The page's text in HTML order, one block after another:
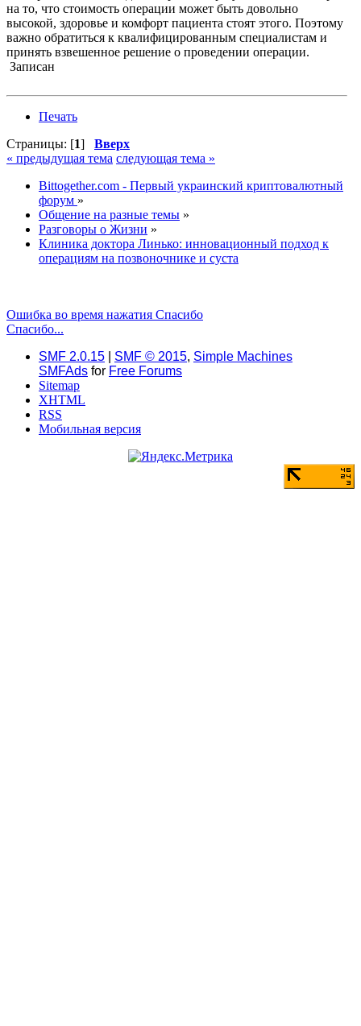
на то, что стоимость операции может быть довольно
высокой, здоровье и комфорт пациента стоят этого. Поэтому
важно обратиться к квалифицированным специалистам и
принять взвешенное решение о проведении операции.
Записан
Печать
Страницы: [1] Вверх
« предыдущая тема следующая тема »
Bittogether.com - Первый украинский криптовалютный
форум »
Общение на разные темы »
Разговоры о Жизни »
Клиника доктора Линько: инновационный подход к
операциям на позвоночнике и суста
Ошибка во время нажатия Спасибо
Спасибо...
SMF 2.0.15
SMF © 2015, Simple Machines
SMFAds for Free Forums
Sitemap
XHTML
RSS
Мобильная версия